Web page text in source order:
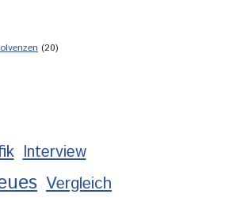
(20)
Interview
Vergleich